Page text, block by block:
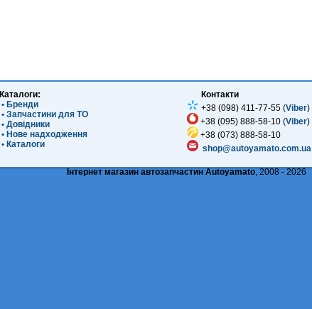
Каталоги:
• Бренди
• Запчастини для ТО
• Довідники
• Нове надходження
• Каталоги
Контакти
+38 (098) 411-77-55 (Viber)
+38 (095) 888-58-10 (Viber)
+38 (073) 888-58-10
shop@autoyamato.com.ua
Інтернет магазин автозапчастин Autoyamato, 2008 - 2026